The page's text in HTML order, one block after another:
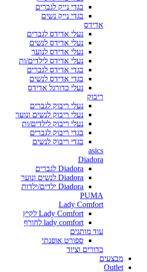
בגדי נייק לגברים
בגדי נייק נשים
אדידס
נעלי אדידס לגברים
נעלי אדידס לנשים
נעלי אדידס לנוער
נעלי אדידס לילדים/ות
בגדי אדידס לגברים
בגדי אדידס לנשים
נעלי כדורגל אדידס
ריבוק
נעלי ריבוק לגברים
נעלי ריבוק לנשים ונוער
נעלי ריבוק לילדים/ות
בגדי ריבוק לגברים
בגדי ריבוק לנשים
asics
Diadora
Diadora לגברים
Diadora לנשים ונוער
Diadora ילדים/ילדות
PUMA
Lady Comfort
Lady Comfort לקיץ
lady comfort לחורף
עוד מותגים
ספורט אופנתי
כדורים וציוד
מבצעים
Outlet